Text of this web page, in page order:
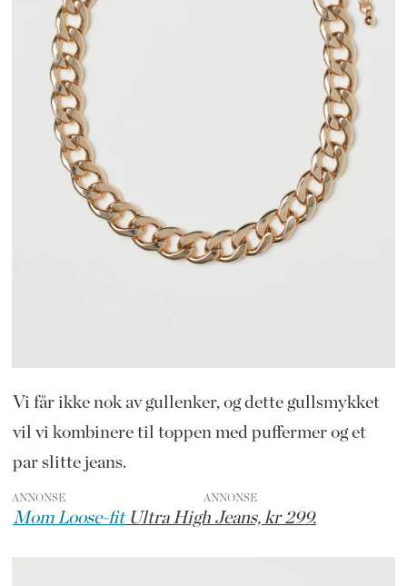
Vi får ikke nok av gullenker, og dette gullsmykket
vil vi kombinere til toppen med puffermer og et
par slitte jeans.
ANNONSE
Mom Loose-fitUltra High Jeans, kr 299.